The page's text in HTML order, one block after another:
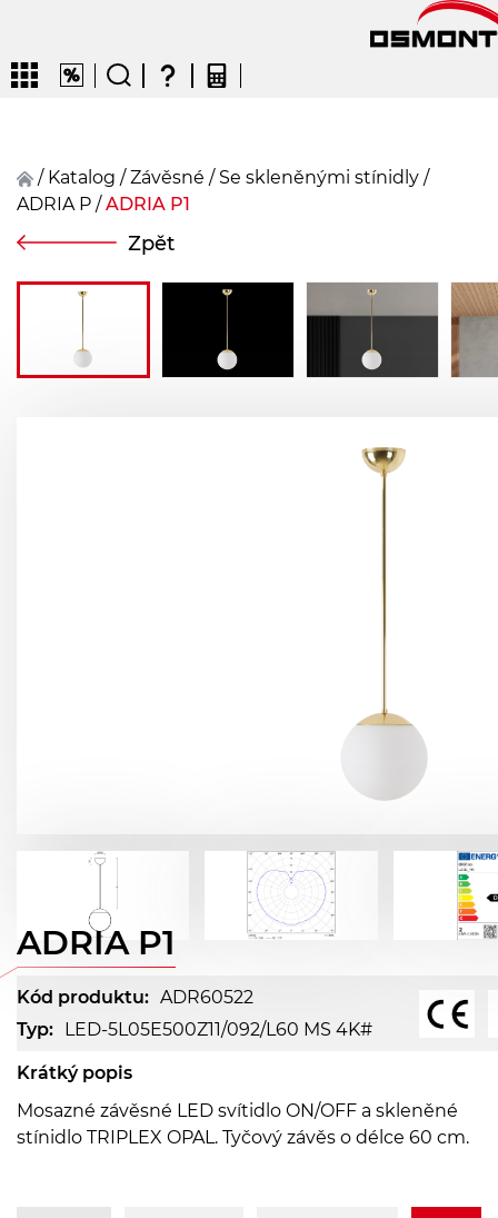
CZENDE FRFIN
/ Katalog / závěsné / Se skleněnými stínidly /
ADRIA P / ADRIA P1
Zpět
ADRIA P1
Kód produktu: ADR60522
Typ: LED-5L05E500Z11/092/L60 MS 4K#
Krátký popis
Mosazné závěsné LED svítidlo ON/OFF a skleněné
stínidlo TRIPLEX OPAL. Tyčový závěs o délce 60 cm.